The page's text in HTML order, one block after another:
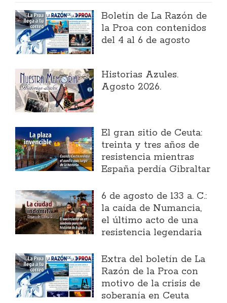
Boletín de La Razón de
la Proa con contenidos
del 4 al 6 de agosto
Historias Azules.
Agosto 2026.
El gran sitio de Ceuta:
treinta y tres años de
resistencia mientras
España perdía Gibraltar
6 de agosto de 133 a. C.:
la caída de Numancia,
el último acto de una
resistencia legendaria
Extra del boletín de La
Razón de la Proa con
motivo de la crisis de
soberanía en Ceuta